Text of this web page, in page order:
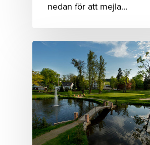
nedan för att mejla…